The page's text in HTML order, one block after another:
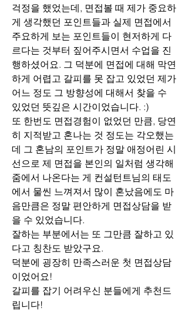
걱정을 했었는데, 면접볼 때 제가 중요하
게 생각했던 포인트들과 실제 면접에서
주요하게 보는 포인트들이 현저하게 다
르다는 것부터 짚어주시면서 수업을 진
행하셨어요. 그 덕분에 면접에 대해 막연
하게 어렵고 갈피를 못 잡고 있었던 제가
어느 정도 그 방향성에 대해서 찾을 수
있었던 뜻깊은 시간이었습니다. :)
또 한번도 면접경험이 없었던 만큼, 당연
히 지적받고 혼나는 것 정도는 각오했는
데 그 혼남의 포인트가 정말 애정어린 시
선으로 제 면접을 본인의 일처럼 생각해
줌에서 나온다는 게 컨설턴트님의 태도
에서 물씬 느껴져서 많이 혼났음에도 마
음만큼은 정말 편안하게 면접상담을 받
을 수 있었습니다.
잘하는 부분에서는 또 그만큼 잘하고 있
다고 칭찬도 받았구요.
덕분에 굉장히 만족스러운 첫 면접상담
이었어요!
갈피를 잡기 어려우신 분들에게 추천드
립니다!